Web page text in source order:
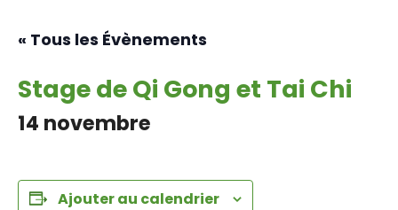
« Tous les Évènements
Stage de Qi Gong et Tai Chi
14 novembre
Ajouter au calendrier